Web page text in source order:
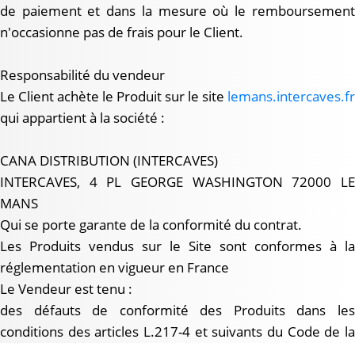
de paiement et dans la mesure où le remboursement
n'occasionne pas de frais pour le Client.
Responsabilité du vendeur
Le Client achète le Produit sur le site lemans.intercaves.fr
qui appartient à la société :
CANA DISTRIBUTION (INTERCAVES)
INTERCAVES, 4 PL GEORGE WASHINGTON 72000 LE
MANS
Qui se porte garante de la conformité du contrat.
Les Produits vendus sur le Site sont conformes à la
réglementation en vigueur en France
Le Vendeur est tenu :
des défauts de conformité des Produits dans les
conditions des articles L.217-4 et suivants du Code de la